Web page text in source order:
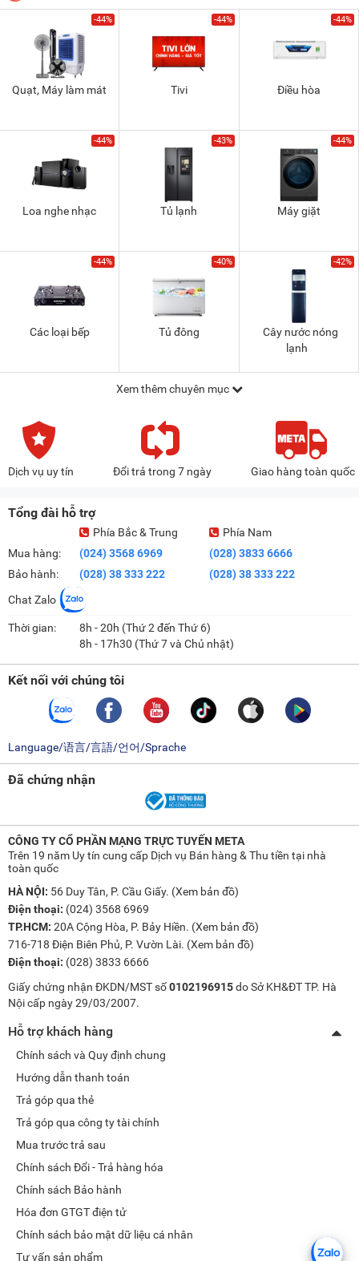
-44%
Quạt, Máy làm mát
-44%
Tivi
-44%
Điều hòa
-44%
Loa nghe nhạc
-43%
Tủ lạnh
-44%
Máy giặt
-44%
Các loại bếp
-40%
Tủ đông
-42%
Cây nước nóng
lạnh
Xem thêm chuyên mục
Dịch vụ uy tín Đổi trả trong 7 ngày Giao hàng toàn quốc
Tổng đài hỗ trợ
Mua hàng:
Bảo hành:
Phía Bắc & Trung
(024) 3568 6969
(028) 38 333 222
Phía Nam
(028) 3833 6666
(028) 38 333 222
Chat Zalo
Thời gian:
8h - 20h (Thứ 2 đến Thứ 6)
8h - 17h30 (Thứ 7 và Chủ nhật)
Kết nối với chúng tôi
Language/语言/言語/언어/Sprache
Đã chứng nhận
CÔNG TY CỔ PHẦN MẠNG TRỰC TUYẾN META
Trên 19 năm Uy tín cung cấp Dịch vụ Bán hàng & Thu tiền tại nhà
toàn quốc
HÀ NỘI: 56 Duy Tân, P. Cầu Giấy. (Xem bản đồ)
Điện thoại: (024) 3568 6969
TP.HCM: 20A Cộng Hòa, P. Bảy Hiền. (Xem bản đồ)
716-718 Điện Biên Phủ, P. Vườn Lài. (Xem bản đồ)
Điện thoại: (028) 3833 6666
Giấy chứng nhận ĐKDN/MST số0102196915do Sở KH&ĐT TP. Hà
Nội cấp ngày 29/03/2007.
Hỗ trợ khách hàng
Chính sách và Quy định chung
Hướng dẫn thanh toán
Trả góp qua thẻ
Trả góp qua công ty tài chính
Mua trước trả sau
Chính sách Đổi - Trả hàng hóa
Chính sách Bảo hành
Hóa đơn GTGT điện tử
Chính sách bảo mật dữ liệu cá nhân
Tư vấn sản phẩm